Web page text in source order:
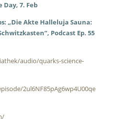
Day, 7. Feb
„Die Akte Halleluja Sauna:
Podcast Ep. 55
audio/quarks-science-
2ul6NF85pAg6wp4U00qe